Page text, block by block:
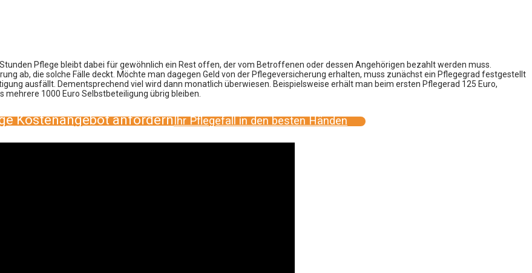
Pflege bleibt dabei für gewöhnlich ein Rest offen, der vom Betroffenen oder dessen Angehörigen bezahlt werden muss.
ab, die solche Fälle deckt. Möchte man dagegen Geld von der Pflegeversicherung erhalten, muss zunächst ein Pflegegrad festgestellt
ausfällt. Dementsprechend viel wird dann monatlich überwiesen. Beispielsweise erhält man beim ersten Pflegerad 125 Euro,
1000 Euro Selbstbeteiligung übrig bleiben.
Kostenangebot anfordernIhr Pflegefall in den besten Händen